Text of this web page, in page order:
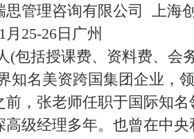
思管理咨询有限公司 上海
月25-26日广州
(包括授课费、资料费、会
名美资跨国集团企业，
前，张老师任职于国际知
高级经理多年。也曾在中